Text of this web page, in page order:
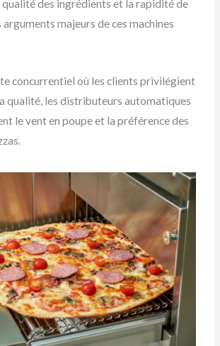
des ingrédients et la rapidité de
arguments majeurs de ces machines
concurrentiel où les clients privilégient
qualité, les distributeurs automatiques
le vent en poupe et la préférence des